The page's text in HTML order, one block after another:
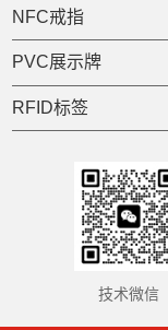
NFC戒指
PVC展示牌
RFID标签
技术微信